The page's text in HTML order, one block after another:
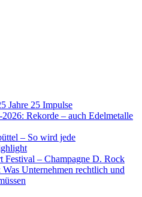
Jahre 25 Impulse
Rekorde – auch Edelmetalle
– So wird jede
– Champagne D. Rock
Unternehmen rechtlich und